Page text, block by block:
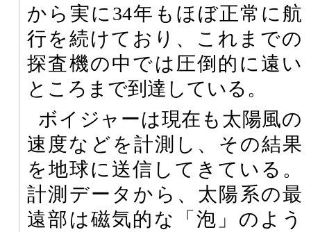
から実に34年もほぼ正常に航
行を続けており、これまでの
探査機の中では圧倒的に遠い
ところまで到達している。
ボイジャーは現在も太陽風の
速度などを計測し、その結果
を地球に送信してきている。
計測データから、太陽系の最
遠部は磁気的な「泡」のよう